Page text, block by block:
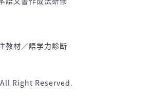
教材／語学力診断
Right Reserved.